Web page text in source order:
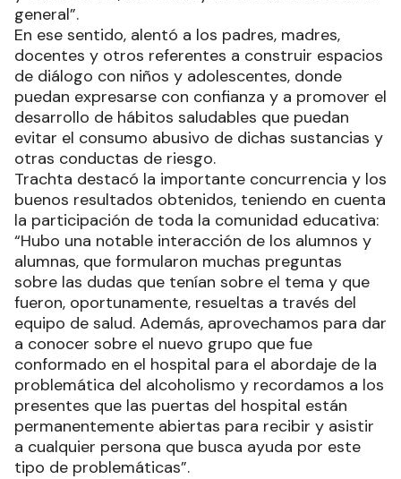
general”.
En ese sentido, alentó a los padres, madres,
docentes y otros referentes a construir espacios
de diálogo con niños y adolescentes, donde
puedan expresarse con confianza y a promover el
desarrollo de hábitos saludables que puedan
evitar el consumo abusivo de dichas sustancias y
otras conductas de riesgo.
Trachta destacó la importante concurrencia y los
buenos resultados obtenidos, teniendo en cuenta
la participación de toda la comunidad educativa:
“Hubo una notable interacción de los alumnos y
alumnas, que formularon muchas preguntas
sobre las dudas que tenían sobre el tema y que
fueron, oportunamente, resueltas a través del
equipo de salud. Además, aprovechamos para dar
a conocer sobre el nuevo grupo que fue
conformado en el hospital para el abordaje de la
problemática del alcoholismo y recordamos a los
presentes que las puertas del hospital están
permanentemente abiertas para recibir y asistir
a cualquier persona que busca ayuda por este
tipo de problemáticas”.